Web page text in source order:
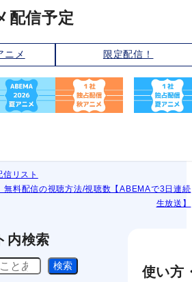
配信予定
ニメ 限定配信！
リスト
無料配信の視聴方法/視聴数【ABEMAで3日連続
生放送】
内検索
検索
使い方